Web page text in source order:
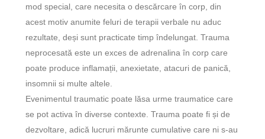
mod special, care necesita o descărcare în corp, din
acest motiv anumite feluri de terapii verbale nu aduc
rezultate, deși sunt practicate timp îndelungat. Trauma
neprocesată este un exces de adrenalina în corp care
poate produce inflamații, anexietate, atacuri de panică,
insomnii si multe altele.
Evenimentul traumatic poate lăsa urme traumatice care
se pot activa în diverse contexte. Trauma poate fi și de
dezvoltare, adică lucruri mărunte cumulative care ni s-au